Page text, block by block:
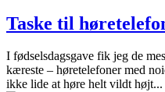
Taske til
I fødselsdagsgave fik jeg de
kæreste – høretelefoner med
ikke lide at høre helt vildt højt...